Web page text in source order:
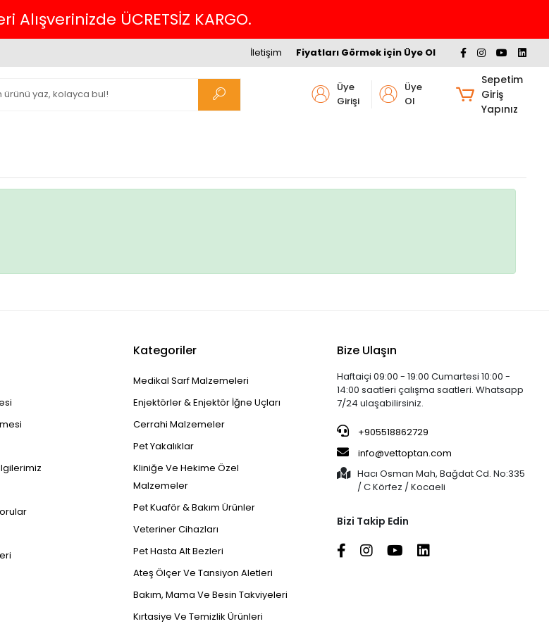
Alışverinizde ÜCRETSİZ KARGO.
Fiyatları Görmek için Üye Ol
İletişim
Üye
Girişi
Üye
Ol
Sepetim
Giriş
Yapınız
Kategoriler
Medikal Sarf Malzemeleri
Enjektörler & Enjektör İğne Uçları
Cerrahi Malzemeler
Pet Yakalıklar
Kliniğe Ve Hekime Özel
Malzemeler
Pet Kuaför & Bakım Ürünler
Veteriner Cihazları
Pet Hasta Alt Bezleri
Ateş Ölçer Ve Tansiyon Aletleri
Bakım, Mama Ve Besin Takviyeleri
Kırtasiye Ve Temizlik Ürünleri
Bize Ulaşın
Haftaiçi 09:00 - 19:00 Cumartesi 10:00 -
14:00 saatleri çalışma saatleri. Whatsapp
7/24 ulaşabilirsiniz.
+905518862729
info@vettoptan.com
Hacı Osman Mah, Bağdat Cd. No:335
/ C Körfez / Kocaeli
Bizi Takip Edin